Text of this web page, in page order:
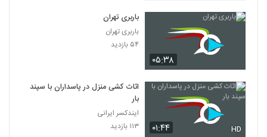
۰۵:۳۸
باربری تهران
باربری تهران
۵۴ بازدید
۰۱:۴۴ HD
اثاث کشی منزل در پاسداران با سپند
بار
ایندکسر ایرانی
۱۱۳ بازدید